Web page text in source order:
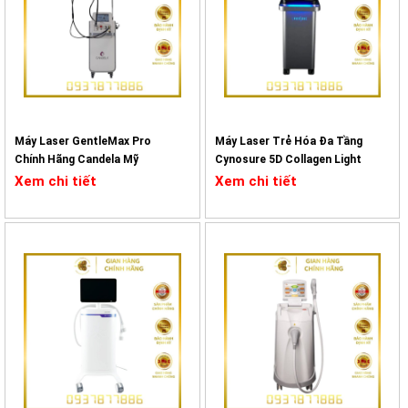
Thiết bị hoạt động bằng cách tạo ra các điểm đông nhiệt (TCPs) tại
độ sâu xác định, giúp kích thích co rút mô tức thì và thúc đẩy tăng
sinh collagen, elastin theo thời gian. Nhờ khả năng đi sâu đến
khoảng 4.5 mm, Ultraskin Tightan mang lại hiệu quả nâng cơ rõ rệt
Bên cạnh đó, máy được thiết kế hiện đại với giao diện điều khiển
cartridge đa dạng với nhiều mức độ sâu khác nhau cũng cho phép
cá nhân hóa liệu trình, phù hợp với từng vùng điều trị và nhu cầu cụ
Máy Laser GentleMax Pro
Chính Hãng Candela Mỹ
Xem chi tiết
Máy Laser Trẻ Hóa Đa Tầng
Cynosure 5D Collagen Light
Xem chi tiết